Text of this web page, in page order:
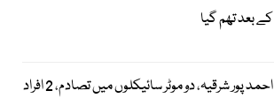
کے بعد تھم گیا
احمد پور شرقیہ، دو موٹر سائیکلوں میں تصادم، 2 افراد